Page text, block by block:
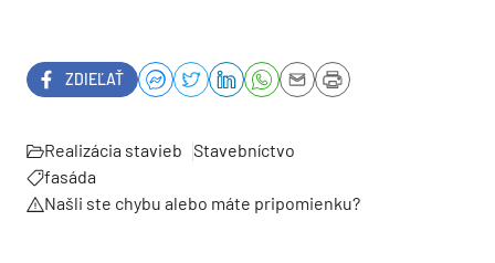
ZDIEĽAŤ
Realizácia stavieb Stavebníctvo
fasáda
Našli ste chybu alebo máte pripomienku?